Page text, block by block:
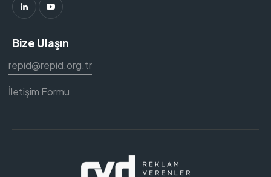
Bize Ulaşın
repid@repid.org.tr
İletişim Formu